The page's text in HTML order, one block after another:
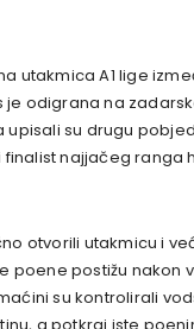
utakmica A1 lige
odigrana na
upisali su drugu
najjačeg ranga
otvorili utakmicu i
poene postižu nakon
su kontrolirali